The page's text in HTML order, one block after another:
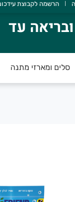
לקדם חקלאות
הרשמה לקבוצת
עד
סלים ומארזי מתנה